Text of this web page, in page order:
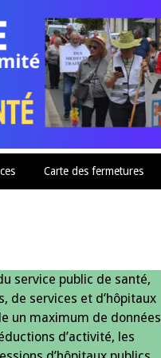
Carte des fermetures
service public de santé,
de services et d’hôpitaux
un maximum de données
d’activité, les